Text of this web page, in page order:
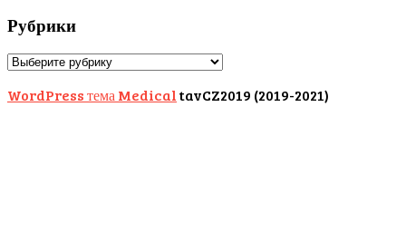
Рубрики
Рубрики
WordPress тема MedicaltavCZ2019 (2019-2021)